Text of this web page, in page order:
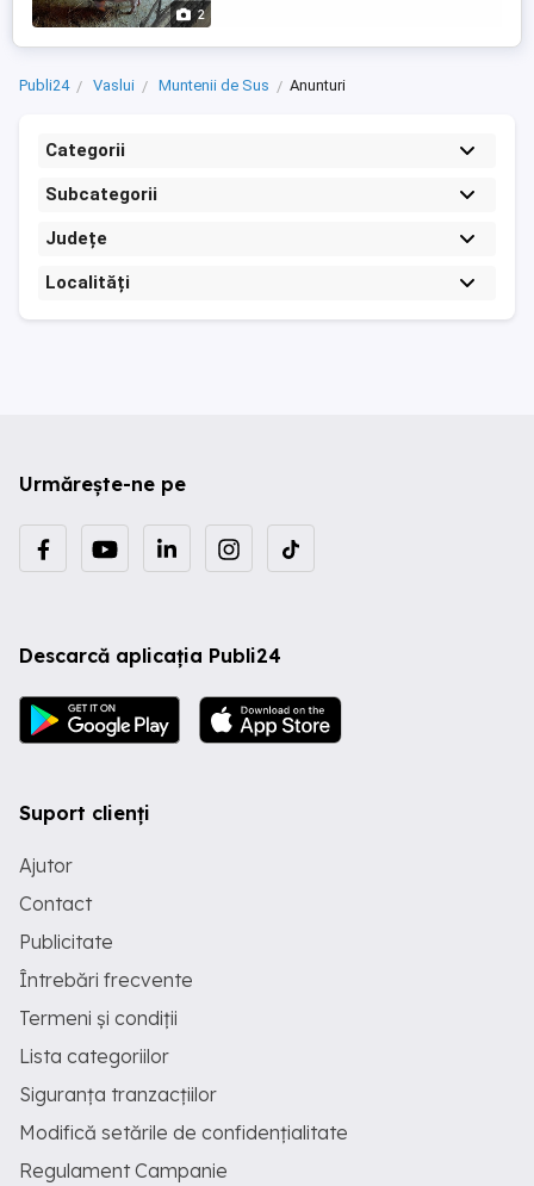
2
Publi24 Vaslui Muntenii de Sus Anunturi
Categorii
Subcategorii
Județe
Localități
Urmărește-ne pe
Descarcă aplicația Publi24
Suport clienți
Ajutor
Contact
Publicitate
Întrebări frecvente
Termeni și condiții
Lista categoriilor
Siguranța tranzacțiilor
Modifică setările de confidențialitate
Regulament Campanie